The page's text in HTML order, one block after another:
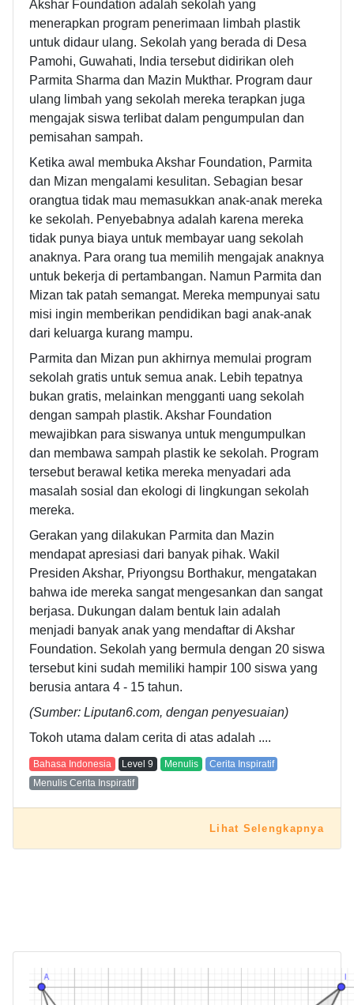
Akshar Foundation adalah sekolah yang
menerapkan program penerimaan limbah plastik
untuk didaur ulang. Sekolah yang berada di Desa
Pamohi, Guwahati, India tersebut didirikan oleh
Parmita Sharma dan Mazin Mukthar. Program daur
ulang limbah yang sekolah mereka terapkan juga
mengajak siswa terlibat dalam pengumpulan dan
pemisahan sampah.
Ketika awal membuka Akshar Foundation, Parmita
dan Mizan mengalami kesulitan. Sebagian besar
orangtua tidak mau memasukkan anak-anak mereka
ke sekolah. Penyebabnya adalah karena mereka
tidak punya biaya untuk membayar uang sekolah
anaknya. Para orang tua memilih mengajak anaknya
untuk bekerja di pertambangan. Namun Parmita dan
Mizan tak patah semangat. Mereka mempunyai satu
misi ingin memberikan pendidikan bagi anak-anak
dari keluarga kurang mampu.
Parmita dan Mizan pun akhirnya memulai program
sekolah gratis untuk semua anak. Lebih tepatnya
bukan gratis, melainkan mengganti uang sekolah
dengan sampah plastik. Akshar Foundation
mewajibkan para siswanya untuk mengumpulkan
dan membawa sampah plastik ke sekolah. Program
tersebut berawal ketika mereka menyadari ada
masalah sosial dan ekologi di lingkungan sekolah
mereka.
Gerakan yang dilakukan Parmita dan Mazin
mendapat apresiasi dari banyak pihak. Wakil
Presiden Akshar, Priyongsu Borthakur, mengatakan
bahwa ide mereka sangat mengesankan dan sangat
berjasa. Dukungan dalam bentuk lain adalah
menjadi banyak anak yang mendaftar di Akshar
Foundation. Sekolah yang bermula dengan 20 siswa
tersebut kini sudah memiliki hampir 100 siswa yang
berusia antara 4 - 15 tahun.
(Sumber: Liputan6.com, dengan penyesuaian)
Tokoh utama dalam cerita di atas adalah ....
Bahasa Indonesia Level 9 Menulis
Cerita Inspiratif
Menulis Cerita Inspiratif
Lihat Selengkapnya